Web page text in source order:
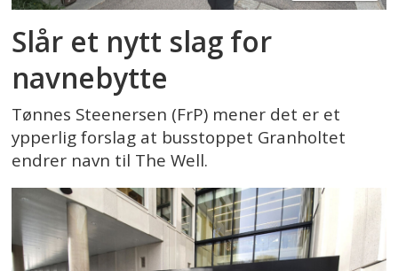
Slår et nytt slag for
navnebytte
Tønnes Steenersen (FrP) mener det er et
ypperlig forslag at busstoppet Granholtet
endrer navn til The Well.